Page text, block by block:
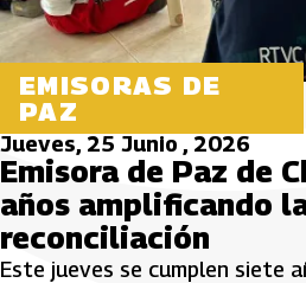
EMISORAS DE
PAZ
Jueves, 25 Junio , 2026
Emisora de Paz de
años amplificando
reconciliación
Este jueves se cumplen siete